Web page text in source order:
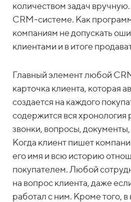
количеством задач
CRM-системе. Как
компаниям не допускать
клиентами и в итоге
Главный элемент любой
карточка клиента, которая
создается на каждого
содержится вся хронология
звонки, вопросы,
Когда клиент пишет
его имя и всю историю
покупателем. Любой
на вопрос клиента, даже
работал с ним. Кроме того, в